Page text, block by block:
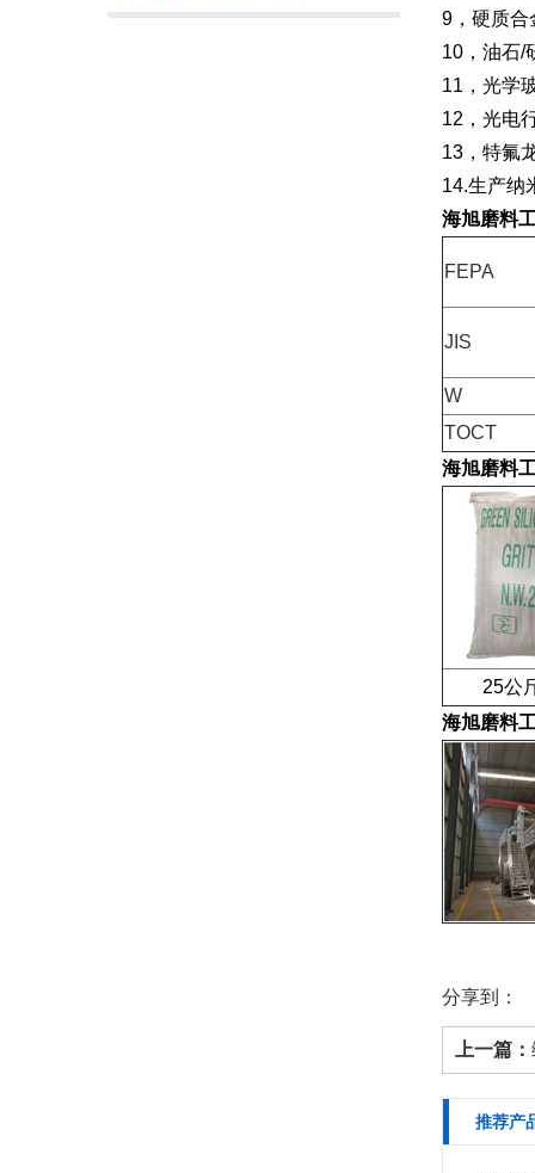
9，硬质合
10，油石/
11，光学
12，光电
13，特氟
14.生产纳
海旭磨料
FEPA
JIS
W
TOCT
海旭磨料
25公斤
海旭磨料
分享到：
上一篇：
推荐产